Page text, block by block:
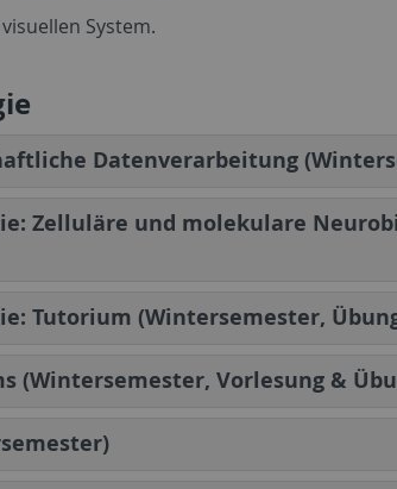
System.
Datenverarbeitung
Zelluläre und molekulare
Tutorium (Wintersemester,
(Wintersemester, Vorlesung &